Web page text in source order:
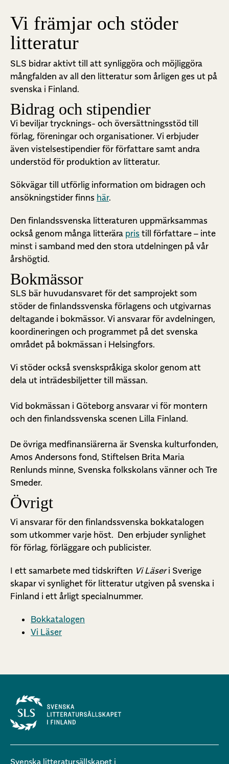
Vi främjar och stöder
litteratur
SLS bidrar aktivt till att synliggöra och möjliggöra
mångfalden av all den litteratur som årligen ges ut på
svenska i Finland.
Bidrag och stipendier
Vi beviljar trycknings- och översättningsstöd till
förlag, föreningar och organisationer. Vi erbjuder
även vistelsestipendier för författare samt andra
understöd för produktion av litteratur.
Sökvägar till utförlig information om bidragen och
ansökningstider finns här.
Den finlandssvenska litteraturen uppmärksammas
också genom många litterära pris till författare – inte
minst i samband med den stora utdelningen på vår
årshögtid.
Bokmässor
SLS bär huvudansvaret för det samprojekt som
stöder de finlandssvenska förlagens och utgivarnas
deltagande i bokmässor. Vi ansvarar för avdelningen,
koordineringen och programmet på det svenska
området på bokmässan i Helsingfors.
Vi stöder också svenskspråkiga skolor genom att
dela ut inträdesbiljetter till mässan.
Vid bokmässan i Göteborg ansvarar vi för montern
och den finlandssvenska scenen Lilla Finland.
De övriga medfinansiärerna är Svenska kulturfonden,
Amos Andersons fond, Stiftelsen Brita Maria
Renlunds minne, Svenska folkskolans vänner och Tre
Smeder.
Övrigt
Vi ansvarar för den finlandssvenska bokkatalogen
som utkommer varje höst. Den erbjuder synlighet
för förlag, förläggare och publicister.
I ett samarbete med tidskriften Vi Läseri Sverige
skapar vi synlighet för litteratur utgiven på svenska i
Finland i ett årligt specialnummer.
Bokkatalogen
Vi Läser
Svenska litteratursällskapet i